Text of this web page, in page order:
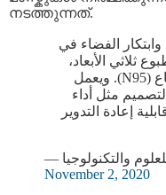
നടത്തുന്നത്.
الفضاء في
ثلاثي الأبعاد،
قابل لإعادة الاستخدام كبديل محتمل لقناع (N95). ويعمل
مثل أداء
إعادة التدوير
November 2, 2020